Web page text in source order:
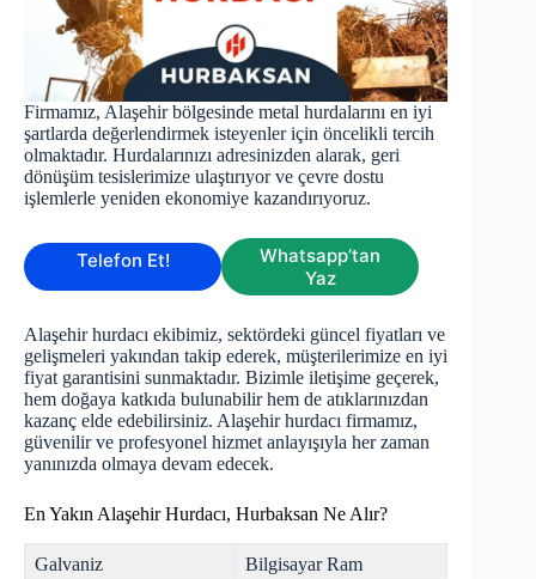
Firmamız, Alaşehir bölgesinde metal hurdalarını en iyi
şartlarda değerlendirmek isteyenler için öncelikli tercih
olmaktadır. Hurdalarınızı adresinizden alarak, geri
dönüşüm tesislerimize ulaştırıyor ve çevre dostu
işlemlerle yeniden ekonomiye kazandırıyoruz.
Telefon Et!
Whatsapp’tan
Yaz
Alaşehir hurdacı ekibimiz, sektördeki güncel fiyatları ve
gelişmeleri yakından takip ederek, müşterilerimize en iyi
fiyat garantisini sunmaktadır. Bizimle iletişime geçerek,
hem doğaya katkıda bulunabilir hem de atıklarınızdan
kazanç elde edebilirsiniz. Alaşehir hurdacı firmamız,
güvenilir ve profesyonel hizmet anlayışıyla her zaman
yanınızda olmaya devam edecek.
En Yakın Alaşehir Hurdacı, Hurbaksan Ne Alır?
Galvaniz Bilgisayar Ram